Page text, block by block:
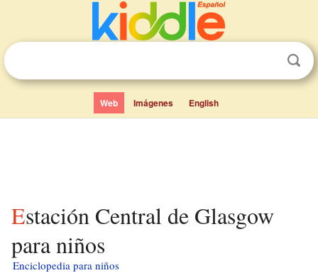
Web Imágenes English
Estación Central de Glasgow
para niños
Enciclopedia para niños